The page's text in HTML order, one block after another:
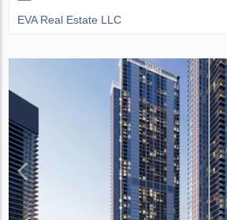
EVA Real Estate LLC